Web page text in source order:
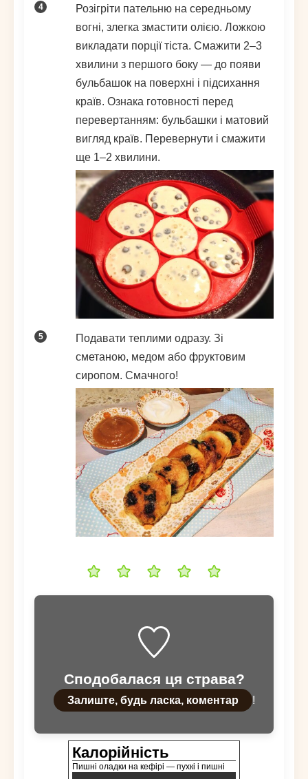
Розігріти пательню на середньому
вогні, злегка змастити олією. Ложкою
викладати порції тіста. Смажити 2–3
хвилини з першого боку — до появи
бульбашок на поверхні і підсихання
країв. Ознака готовності перед
перевертанням: бульбашки і матовий
вигляд країв. Перевернути і смажити
ще 1–2 хвилини.
Подавати теплими одразу. Зі
сметаною, медом або фруктовим
сиропом. Смачного!
Сподобалася ця страва?
Залиште, будь ласка, коментар !
Калорійність
Пишні оладки на кефірі — пухкі і пишні